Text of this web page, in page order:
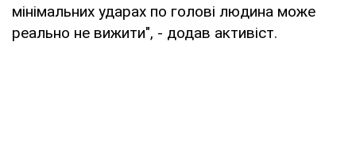
мінімальних ударах по голові людина може
реально не вижити", - додав активіст.